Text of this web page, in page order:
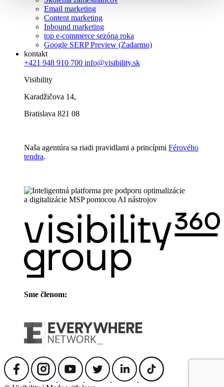
Email marketing
Content marketing
Inbound marketing
top e-commerce sezóna roka
Google SERP Preview (Zadarmo)
kontakt
+421 948 910 700 info@visibility.sk
Visibility
Karadžičova 14,
Bratislava 821 08
Naša agentúra sa riadi pravidlami a princípmi Férového
tendra.
Sme členom: